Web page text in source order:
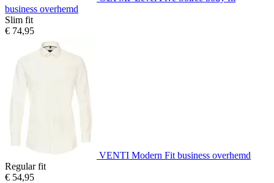
business overhemd
Slim fit
€ 74,95
VENTI Modern Fit business overhemd
Regular fit
€ 54,95